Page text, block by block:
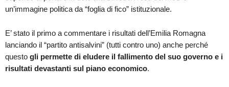
un’immagine politica da “foglia di fico” istituzionale.
E’ stato il primo a commentare i risultati dell’Emilia Romagna
lanciando il “partito antisalvini” (tutti contro uno) anche perché
questo gli permette di eludere il fallimento del suo governo e i
risultati devastanti sul piano economico.